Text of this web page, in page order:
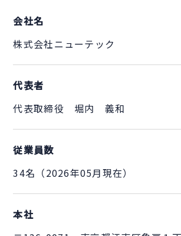
会社名
株式会社ニューテック
代表者
代表取締役 堀内 義和
従業員数
34名（2026年05月現在）
本社